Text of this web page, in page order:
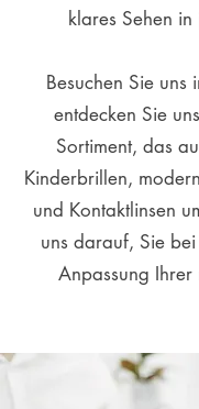
klares Sehen
Besuchen Sie uns
entdecken Sie
Sortiment, das
Kinderbrillen,
und Kontaktlinsen
uns darauf, Sie
Anpassung Ihrer